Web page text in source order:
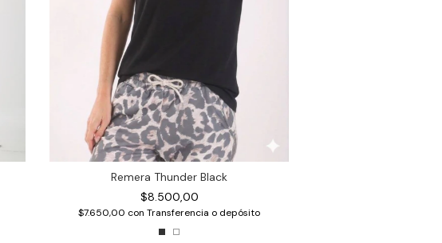
Remera Thunder Black
$8.500,00
$7.650,00 con Transferencia o depósito